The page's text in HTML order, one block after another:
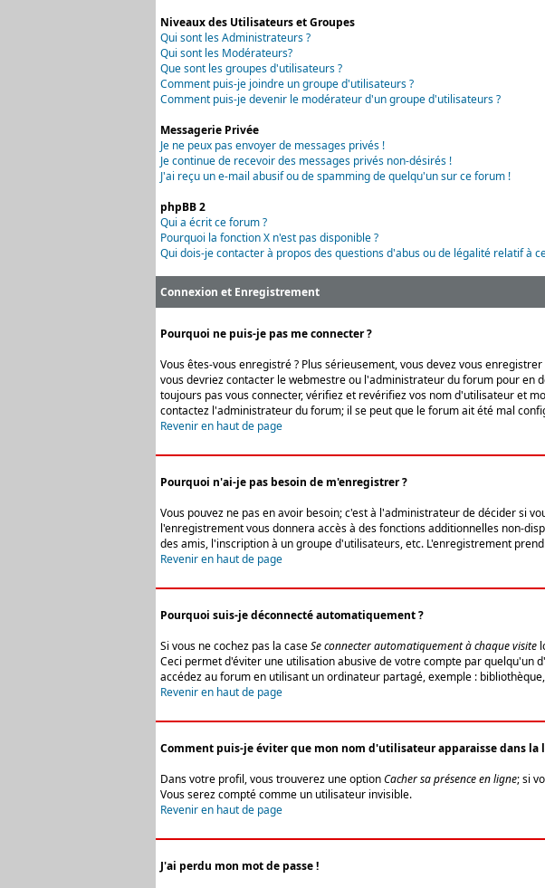
Niveaux des Utilisateurs et Groupes
Qui sont les Administrateurs ?
Qui sont les Modérateurs?
Que sont les groupes d'utilisateurs ?
Comment puis-je joindre un groupe d'utilisateurs ?
Comment puis-je devenir le modérateur d'un groupe d'utilisateurs ?
Messagerie Privée
Je ne peux pas envoyer de messages privés !
Je continue de recevoir des messages privés non-désirés !
J'ai reçu un e-mail abusif ou de spamming de quelqu'un sur ce forum !
phpBB 2
Qui a écrit ce forum ?
Pourquoi la fonction X n'est pas disponible ?
Qui dois-je contacter à propos des questions d'abus ou de légalité relatif à
Connexion et Enregistrement
Pourquoi ne puis-je pas me connecter ?
Vous êtes-vous enregistré ? Plus sérieusement, vous devez vous
vous devriez contacter le webmestre ou l'administrateur du forum pour en
toujours pas vous connecter, vérifiez et revérifiez vos nom d'utilisateur et
contactez l'administrateur du forum; il se peut que le forum ait été mal
Revenir en haut de page
Pourquoi n'ai-je pas besoin de m'enregistrer ?
Vous pouvez ne pas en avoir besoin; c'est à l'administrateur de décider si
l'enregistrement vous donnera accès à des fonctions additionnelles non-
des amis, l'inscription à un groupe d'utilisateurs, etc. L'enregistrement
Revenir en haut de page
Pourquoi suis-je déconnecté automatiquement ?
Si vous ne cochez pas la caseSe connecter automatiquement à chaque visite
Ceci permet d'éviter une utilisation abusive de votre compte par quelqu'un
accédez au forum en utilisant un ordinateur partagé, exemple :
Revenir en haut de page
Comment puis-je éviter que mon nom d'utilisateur apparaisse dans
Dans votre profil, vous trouverez une optionCacher sa présence en ligne; si
Vous serez compté comme un utilisateur invisible.
Revenir en haut de page
J'ai perdu mon mot de passe !